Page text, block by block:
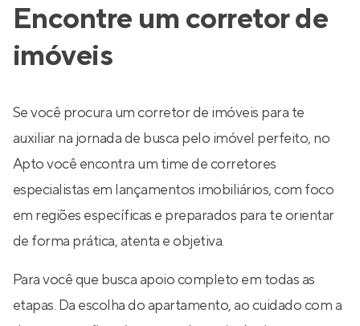
Encontre um corretor de
imóveis
Se você procura um corretor de imóveis para te
auxiliar na jornada de busca pelo imóvel perfeito, no
Apto você encontra um time de corretores
especialistas em lançamentos imobiliários, com foco
em regiões específicas e preparados para te orientar
de forma prática, atenta e objetiva.
Para você que busca apoio completo em todas as
etapas. Da escolha do apartamento, ao cuidado com a